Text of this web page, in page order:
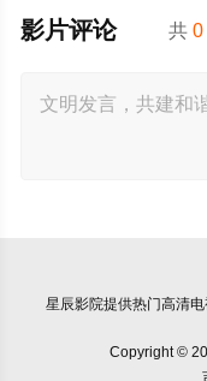
共0
影片评论
星辰影院提供热门高清
Copyright ©